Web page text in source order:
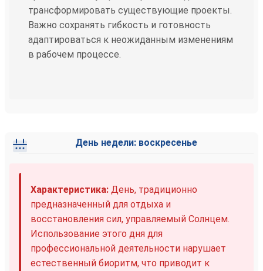
трансформировать существующие проекты.
Важно сохранять гибкость и готовность
адаптироваться к неожиданным изменениям
в рабочем процессе.
День недели: воскресенье
Характеристика: День, традиционно
предназначенный для отдыха и
восстановления сил, управляемый Солнцем.
Использование этого дня для
профессиональной деятельности нарушает
естественный биоритм, что приводит к